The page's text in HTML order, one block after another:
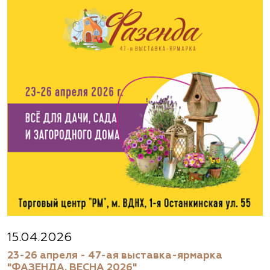
(495) 133-1097
www.flos.ru
Агрофирма «Флос»
Московская область, г. Старая Купавна,
Акрихиновское шоссе, д. 10
Агрофирма «Флос»
Московская область, Ногинский р-н
(495) 133-1097
15.04.2026
23-26 апреля - 47-ая выставка-ярмарка